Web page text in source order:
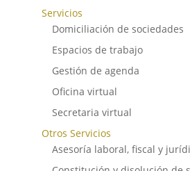
Servicios
Domiciliación de sociedades
Espacios de trabajo
Gestión de agenda
Oficina virtual
Secretaria virtual
Otros Servicios
Asesoría laboral, fiscal y